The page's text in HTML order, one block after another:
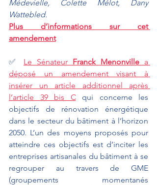
Médevielle, Colette Mélot, Dany
Wattebled.
Plus d’informations sur cet
amendement
✅ Le Sénateur Franck Menonville a
déposé un amendement visant à
insérer un article additionnel après
l’article 39 bis C qui concerne les
objectifs de rénovation énergétique
dans le secteur du bâtiment à l’horizon
2050. L’un des moyens proposés pour
atteindre ces objectifs est d’inciter les
entreprises artisanales du bâtiment à se
regrouper au travers de GME
(groupements momentanés